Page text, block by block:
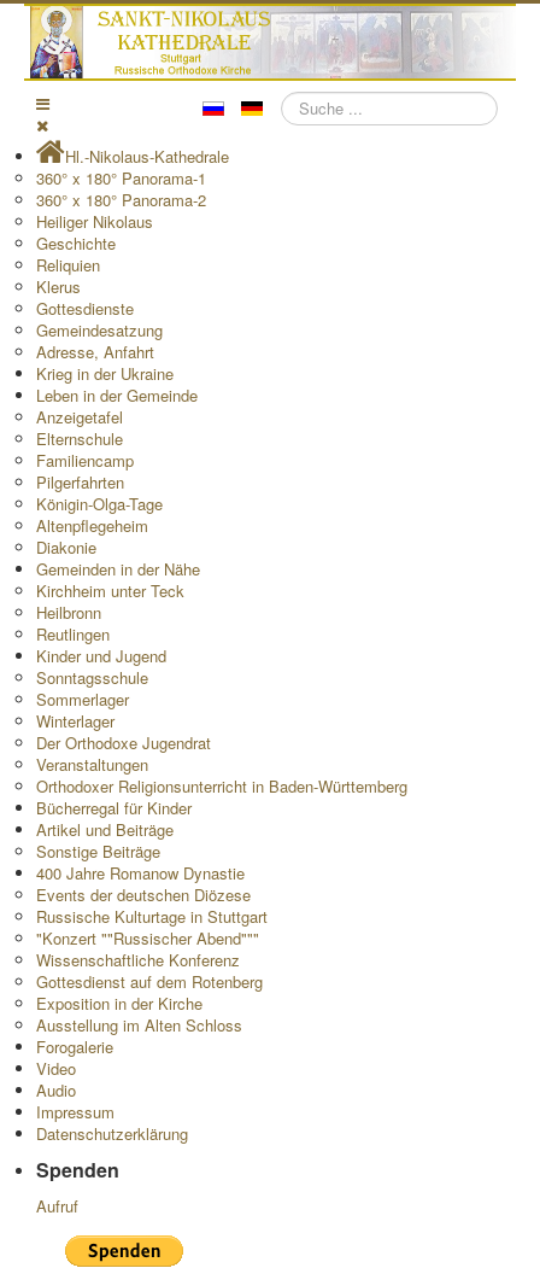
Suchen
Hl.-Nikolaus-Kathedrale
360° x 180° Panorama-1
360° x 180° Panorama-2
Heiliger Nikolaus
Geschichte
Reliquien
Klerus
Gottesdienste
Gemeindesatzung
Adresse, Anfahrt
Krieg in der Ukraine
Leben in der Gemeinde
Anzeigetafel
Elternschule
Familiencamp
Pilgerfahrten
Königin-Olga-Tage
Altenpflegeheim
Diakonie
Gemeinden in der Nähe
Kirchheim unter Teck
Heilbronn
Reutlingen
Kinder und Jugend
Sonntagsschule
Sommerlager
Winterlager
Der Orthodoxe Jugendrat
Veranstaltungen
Orthodoxer Religionsunterricht in Baden-Württemberg
Bücherregal für Kinder
Artikel und Beiträge
Sonstige Beiträge
400 Jahre Romanow Dynastie
Events der deutschen Diözese
Russische Kulturtage in Stuttgart
"Konzert ""Russischer Abend"""
Wissenschaftliche Konferenz
Gottesdienst auf dem Rotenberg
Exposition in der Kirche
Ausstellung im Alten Schloss
Forogalerie
Video
Audio
Impressum
Datenschutzerklärung
Spenden
Aufruf